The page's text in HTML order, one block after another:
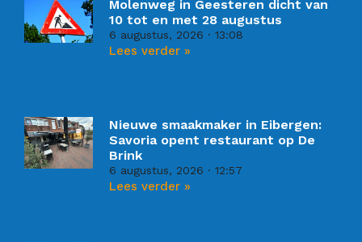
Molenweg in Geesteren dicht van
10 tot en met 28 augustus
6 augustus, 2026 13:08
Lees verder »
Nieuwe smaakmaker in Eibergen:
Savoria opent restaurant op De
Brink
6 augustus, 2026 12:57
Lees verder »